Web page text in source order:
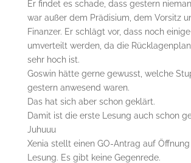
Er findet es schade, dass gestern
war außer dem Prädisium, dem Vorsitz
Finanzer. Er schlägt vor, dass noch
umverteilt werden, da die
sehr hoch ist.
Goswin hätte gerne gewusst, welche
gestern anwesend waren.
Das hat sich aber schon geklärt.
Damit ist die erste Lesung auch schon
Juhuuu
Xenia stellt einen GO-Antrag auf
Lesung. Es gibt keine Gegenrede.